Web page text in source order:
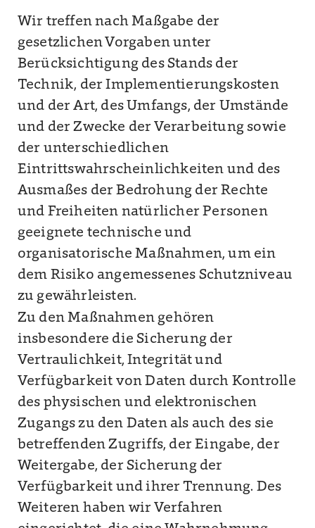
Wir treffen nach Maßgabe der
gesetzlichen Vorgaben unter
Berücksichtigung des Stands der
Technik, der Implementierungskosten
und der Art, des Umfangs, der Umstände
und der Zwecke der Verarbeitung sowie
der unterschiedlichen
Eintrittswahrscheinlichkeiten und des
Ausmaßes der Bedrohung der Rechte
und Freiheiten natürlicher Personen
geeignete technische und
organisatorische Maßnahmen, um ein
dem Risiko angemessenes Schutzniveau
zu gewährleisten.
Zu den Maßnahmen gehören
insbesondere die Sicherung der
Vertraulichkeit, Integrität und
Verfügbarkeit von Daten durch Kontrolle
des physischen und elektronischen
Zugangs zu den Daten als auch des sie
betreffenden Zugriffs, der Eingabe, der
Weitergabe, der Sicherung der
Verfügbarkeit und ihrer Trennung. Des
Weiteren haben wir Verfahren